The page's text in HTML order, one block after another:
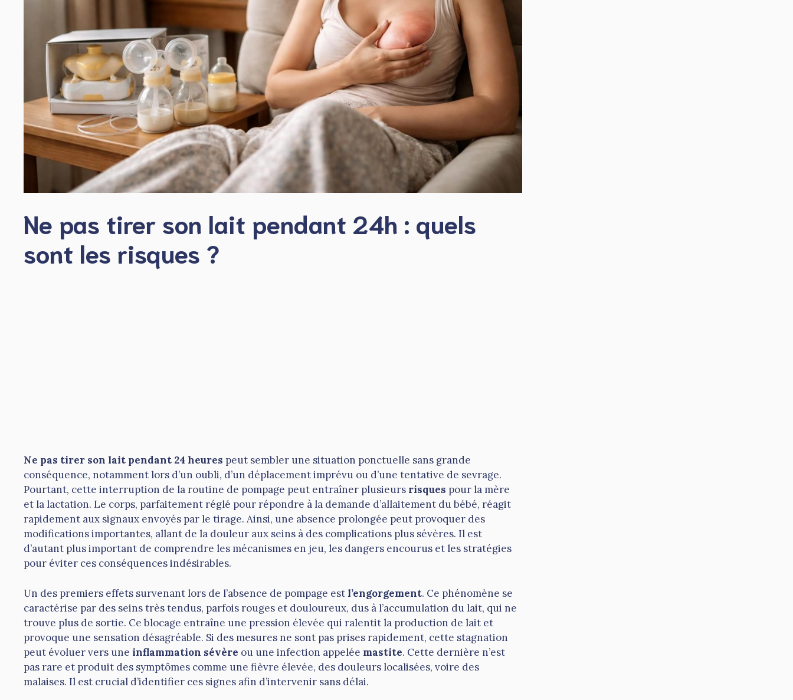
Ne pas tirer son lait pendant 24h : quels
sont les risques ?
Ne pas tirer son lait pendant 24 heures peut sembler une situation ponctuelle sans grande
conséquence, notamment lors d’un oubli, d’un déplacement imprévu ou d’une tentative de sevrage.
Pourtant, cette interruption de la routine de pompage peut entraîner plusieurs risques pour la mère
et la lactation. Le corps, parfaitement réglé pour répondre à la demande d’allaitement du bébé, réagit
rapidement aux signaux envoyés par le tirage. Ainsi, une absence prolongée peut provoquer des
modifications importantes, allant de la douleur aux seins à des complications plus sévères. Il est
d’autant plus important de comprendre les mécanismes en jeu, les dangers encourus et les stratégies
pour éviter ces conséquences indésirables.
Un des premiers effets survenant lors de l’absence de pompage est l’engorgement. Ce phénomène se
caractérise par des seins très tendus, parfois rouges et douloureux, dus à l’accumulation du lait, qui ne
trouve plus de sortie. Ce blocage entraîne une pression élevée qui ralentit la production de lait et
provoque une sensation désagréable. Si des mesures ne sont pas prises rapidement, cette stagnation
peut évoluer vers une inflammation sévère ou une infection appelée mastite. Cette dernière n’est
pas rare et produit des symptômes comme une fièvre élevée, des douleurs localisées, voire des
malaises. Il est crucial d’identifier ces signes afin d’intervenir sans délai.